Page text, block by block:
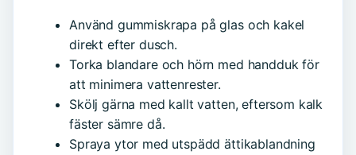
Använd gummiskrapa på glas och kakel
direkt efter dusch.
Torka blandare och hörn med handduk för
att minimera vattenrester.
Skölj gärna med kallt vatten, eftersom kalk
fäster sämre då.
Spraya ytor med utspädd ättikablandning